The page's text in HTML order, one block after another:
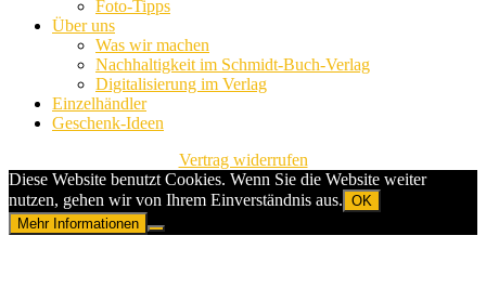
Foto-Tipps
Über uns
Was wir machen
Nachhaltigkeit im Schmidt-Buch-Verlag
Digitalisierung im Verlag
Einzelhändler
Geschenk-Ideen
Vertrag widerrufen
Diese Website benutzt Cookies. Wenn Sie die Website weiter
nutzen, gehen wir von Ihrem Einverständnis aus. OK
Mehr Informationen